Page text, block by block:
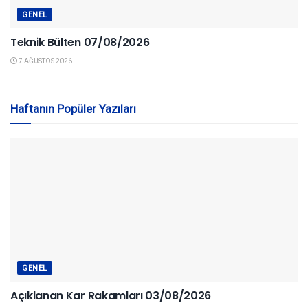
GENEL
Teknik Bülten 07/08/2026
7 AĞUSTOS 2026
Haftanın Popüler Yazıları
GENEL
Açıklanan Kar Rakamları 03/08/2026